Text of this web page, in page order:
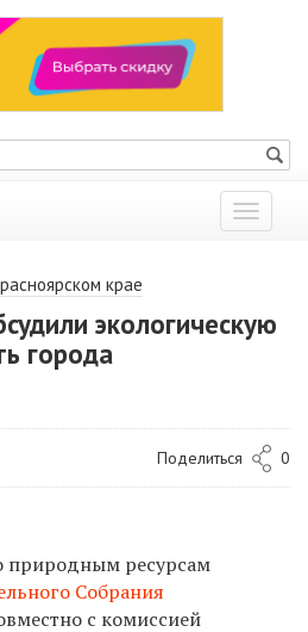
Показать
меню
крае
экологическую
города
Поделиться 0
природным ресурсам
Собрания
с комиссией